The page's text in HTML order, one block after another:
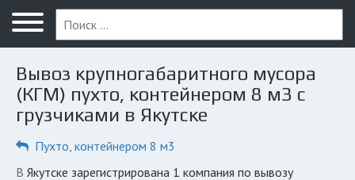
Меню
Главная
Вопрос юристу
Якутск
ПОЛЬЗОВАТЕЛЯМ
Компании
Вывоз крупногабаритного мусора
(КГМ) пухто, контейнером 8 м3 с
грузчиками в Якутске
Пухто, контейнером 8 м3
в Якутске зарегистрирована 1 компания по вывозу